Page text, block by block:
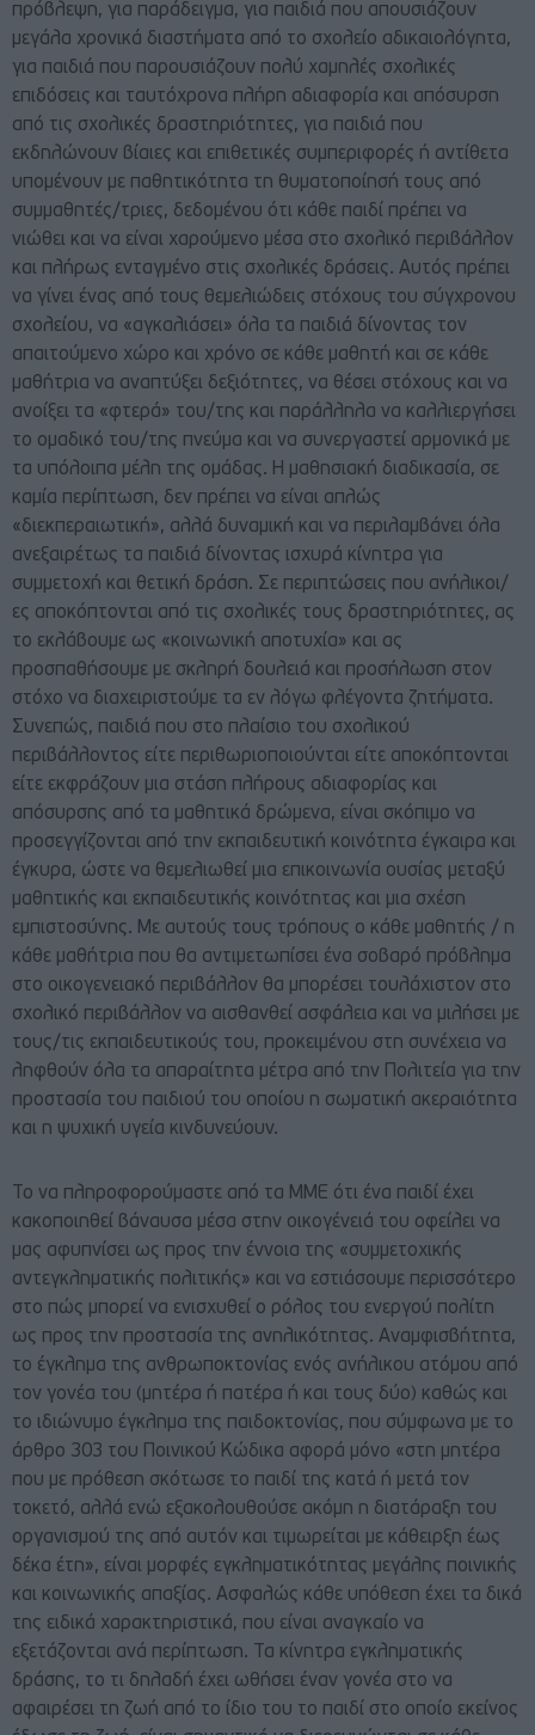
πρόβλεψη, για παράδειγμα, για παιδιά που απουσιάζουν
μεγάλα χρονικά διαστήματα από το σχολείο αδικαιολόγητα,
για παιδιά που παρουσιάζουν πολύ χαμηλές σχολικές
επιδόσεις και ταυτόχρονα πλήρη αδιαφορία και απόσυρση
από τις σχολικές δραστηριότητες, για παιδιά που
εκδηλώνουν βίαιες και επιθετικές συμπεριφορές ή αντίθετα
υπομένουν με παθητικότητα τη θυματοποίησή τους από
συμμαθητές/τριες, δεδομένου ότι κάθε παιδί πρέπει να
νιώθει και να είναι χαρούμενο μέσα στο σχολικό περιβάλλον
και πλήρως ενταγμένο στις σχολικές δράσεις. Αυτός πρέπει
να γίνει ένας από τους θεμελιώδεις στόχους του σύγχρονου
σχολείου, να «αγκαλιάσει» όλα τα παιδιά δίνοντας τον
απαιτούμενο χώρο και χρόνο σε κάθε μαθητή και σε κάθε
μαθήτρια να αναπτύξει δεξιότητες, να θέσει στόχους και να
ανοίξει τα «φτερά» του/της και παράλληλα να καλλιεργήσει
το ομαδικό του/της πνεύμα και να συνεργαστεί αρμονικά με
τα υπόλοιπα μέλη της ομάδας. Η μαθησιακή διαδικασία, σε
καμία περίπτωση, δεν πρέπει να είναι απλώς
«διεκπεραιωτική», αλλά δυναμική και να περιλαμβάνει όλα
ανεξαιρέτως τα παιδιά δίνοντας ισχυρά κίνητρα για
συμμετοχή και θετική δράση. Σε περιπτώσεις που ανήλικοι/
ες αποκόπτονται από τις σχολικές τους δραστηριότητες, ας
το εκλάβουμε ως «κοινωνική αποτυχία» και ας
προσπαθήσουμε με σκληρή δουλειά και προσήλωση στον
στόχο να διαχειριστούμε τα εν λόγω φλέγοντα ζητήματα.
Συνεπώς, παιδιά που στο πλαίσιο του σχολικού
περιβάλλοντος είτε περιθωριοποιούνται είτε αποκόπτονται
είτε εκφράζουν μια στάση πλήρους αδιαφορίας και
απόσυρσης από τα μαθητικά δρώμενα, είναι σκόπιμο να
προσεγγίζονται από την εκπαιδευτική κοινότητα έγκαιρα και
έγκυρα, ώστε να θεμελιωθεί μια επικοινωνία ουσίας μεταξύ
μαθητικής και εκπαιδευτικής κοινότητας και μια σχέση
εμπιστοσύνης. Με αυτούς τους τρόπους ο κάθε μαθητής / η
κάθε μαθήτρια που θα αντιμετωπίσει ένα σοβαρό πρόβλημα
στο οικογενειακό περιβάλλον θα μπορέσει τουλάχιστον στο
σχολικό περιβάλλον να αισθανθεί ασφάλεια και να μιλήσει με
τους/τις εκπαιδευτικούς του, προκειμένου στη συνέχεια να
ληφθούν όλα τα απαραίτητα μέτρα από την Πολιτεία για την
προστασία του παιδιού του οποίου η σωματική ακεραιότητα
και η ψυχική υγεία κινδυνεύουν.
Το να πληροφορούμαστε από τα ΜΜΕ ότι ένα παιδί έχει
κακοποιηθεί βάναυσα μέσα στην οικογένειά του οφείλει να
μας αφυπνίσει ως προς την έννοια της «συμμετοχικής
αντεγκληματικής πολιτικής» και να εστιάσουμε περισσότερο
στο πώς μπορεί να ενισχυθεί ο ρόλος του ενεργού πολίτη
ως προς την προστασία της ανηλικότητας. Αναμφισβήτητα,
το έγκλημα της ανθρωποκτονίας ενός ανήλικου ατόμου από
τον γονέα του (μητέρα ή πατέρα ή και τους δύο) καθώς και
το ιδιώνυμο έγκλημα της παιδοκτονίας, που σύμφωνα με το
άρθρο 303 του Ποινικού Κώδικα αφορά μόνο «στη μητέρα
που με πρόθεση σκότωσε το παιδί της κατά ή μετά τον
τοκετό, αλλά ενώ εξακολουθούσε ακόμη η διατάραξη του
οργανισμού της από αυτόν και τιμωρείται με κάθειρξη έως
δέκα έτη», είναι μορφές εγκληματικότητας μεγάλης ποινικής
και κοινωνικής απαξίας. Ασφαλώς κάθε υπόθεση έχει τα δικά
της ειδικά χαρακτηριστικά, που είναι αναγκαίο να
εξετάζονται ανά περίπτωση. Τα κίνητρα εγκληματικής
δράσης, το τι δηλαδή έχει ωθήσει έναν γονέα στο να
αφαιρέσει τη ζωή από το ίδιο του το παιδί στο οποίο εκείνος